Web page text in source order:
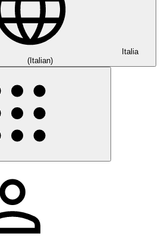
Italia
(Italian)